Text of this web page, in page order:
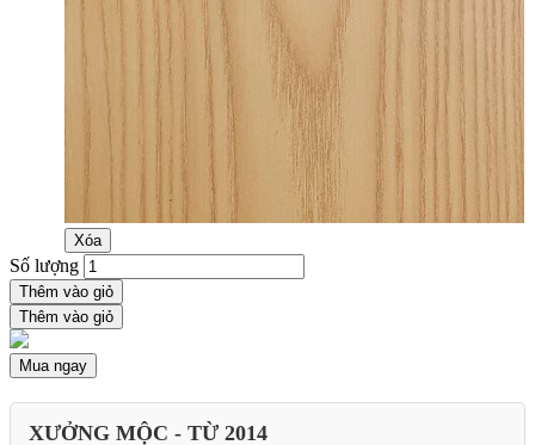
Xóa
Số lượng
Thêm vào giỏ
Thêm vào giỏ
Mua ngay
XƯỞNG MỘC - TỪ 2014